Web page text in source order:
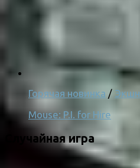
Горячая новинка / Экшн
Mouse: P.I. for Hire
Случайная игра